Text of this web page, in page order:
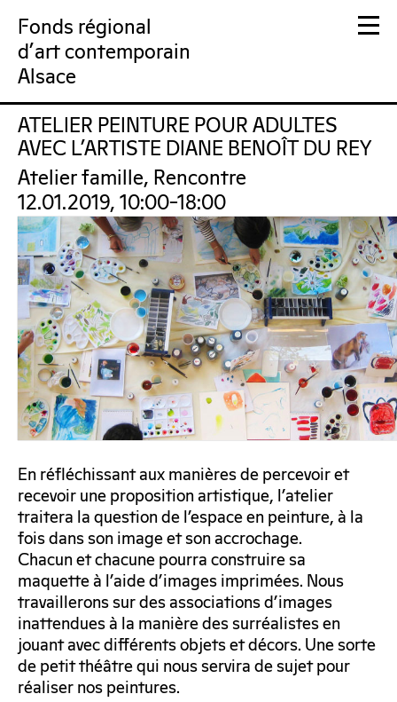
Fonds régional
d'art contemporain
Alsace
FRAC Alsace
ATELIER PEINTURE POUR ADULTES
AVEC L’ARTISTE DIANE BENOÎT DU REY
Atelier famille, Rencontre
12.01.2019, 10:00–18:00
En réfléchissant aux manières de percevoir et
recevoir une proposition artistique, l’atelier
traitera la question de l’espace en peinture, à la
fois dans son image et son accrochage.
Chacun et chacune pourra construire sa
maquette à l’aide d’images imprimées. Nous
travaillerons sur des associations d’images
inattendues à la manière des surréalistes en
jouant avec différents objets et décors. Une sorte
de petit théâtre qui nous servira de sujet pour
réaliser nos peintures.